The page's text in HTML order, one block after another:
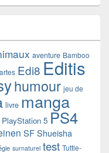
aventure Bamboo
Edi8 Editis
humour jeu de
livre manga
PlayStation 5 PS4
SF Shueisha
surnaturel test Tuttle-